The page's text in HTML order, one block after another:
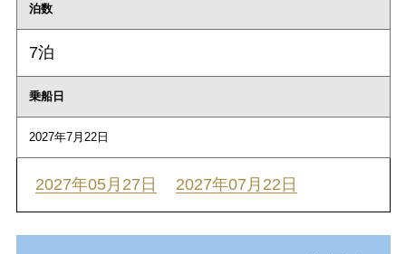
泊数
7泊
乗船日
2027年7月22日
2027年05月27日 2027年07月22日